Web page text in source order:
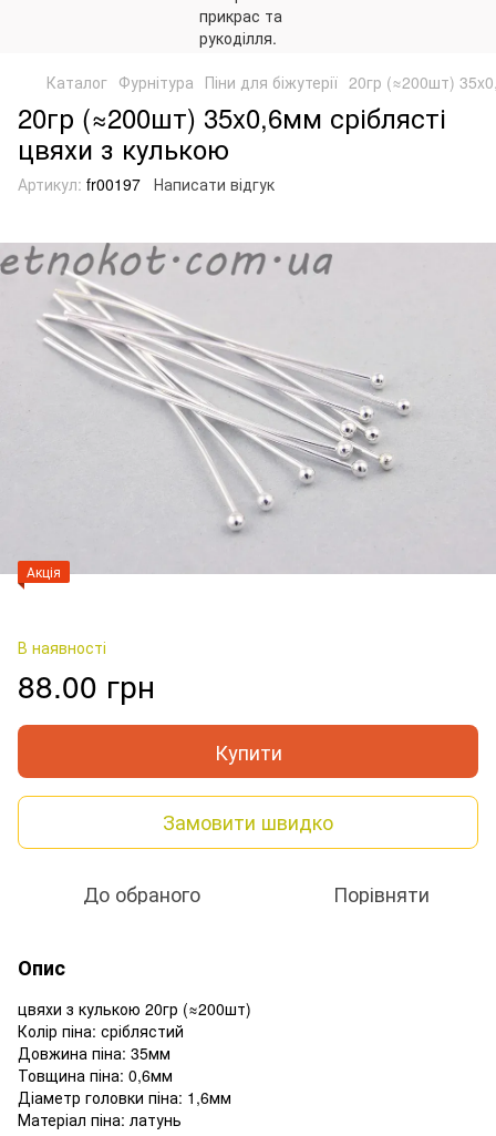
Каталог Фурнітура Піни для біжутерії 20гр (≈200шт)
20гр (≈200шт) 35x0,6мм сріблясті
цвяхи з кулькою
Артикул: fr00197 Написати відгук
Акція
В наявності
88.00 грн
Купити
Замовити швидко
До обраного Порівняти
Опис
цвяхи з кулькою 20гр (≈200шт)
Колір піна: сріблястий
Довжина піна: 35мм
Товщина піна: 0,6мм
Діаметр головки піна: 1,6мм
Матеріал піна: латунь